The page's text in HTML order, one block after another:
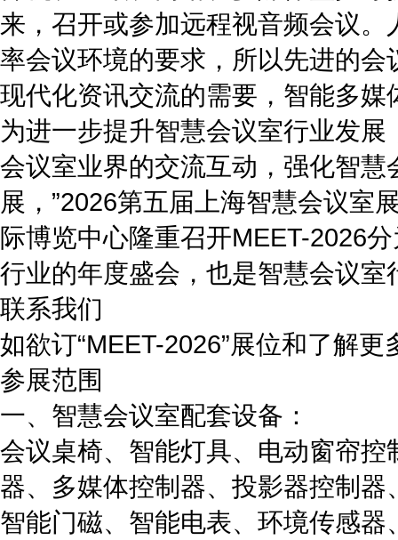
来，召开或参加远程视音频会议
率会议环境的要求，所以先进的
现代化资讯交流的需要，智能多
为进一步提升智慧会议室行业发
会议室业界的交流互动，强化智
展，”2026第五届上海智慧会议室
际博览中心隆重召开MEET-2026
行业的年度盛会，也是智慧会议
联系我们
如欲订“MEET-2026”展位和了解
参展范围
一、智慧会议室配套设备：
会议桌椅、智能灯具、电动窗帘
器、多媒体控制器、投影器控制
智能门磁、智能电表、环境传感